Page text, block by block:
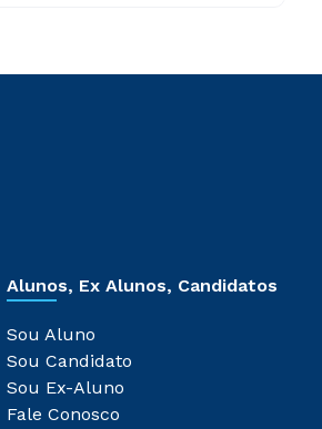
Alunos, Ex Alunos, Candidatos
Sou Aluno
Sou Candidato
Sou Ex-Aluno
Fale Conosco